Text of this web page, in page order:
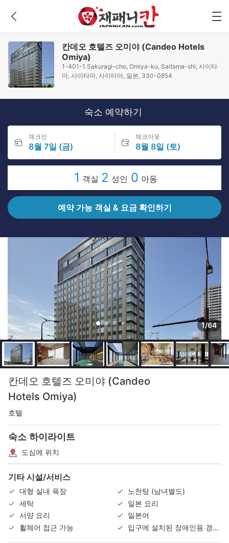
칸데오 호텔즈 오미야 (Candeo Hotels
Omiya)
1-401-1 Sakuragi-cho, Omiya-ku, Saitama-shi, 사이타
마, 사이타마, 사이타마, 일본, 330-0854
숙소 예약하기
체크인
8월 7일 (금)
체크아웃
8월 8일 (토)
1 객실 2 성인 0 아동
예약 가능 객실 & 요금 확인하기
1/64
칸데오 호텔즈 오미야 (Candeo
Hotels Omiya)
호텔
숙소 하이라이트
도심에 위치
기타 시설/서비스
대형 실내 욕장
노천탕 (남녀별도)
세탁
일본 요리
서양 요리
일본어
휠체어 접근 가능
입구에 설치된 장애인용 경사